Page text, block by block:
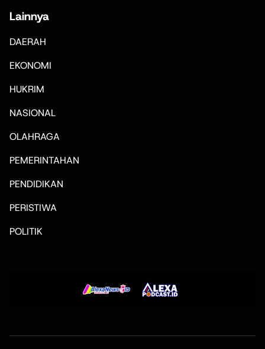
Lainnya
DAERAH
EKONOMI
HUKRIM
NASIONAL
OLAHRAGA
PEMERINTAHAN
PENDIDIKAN
PERISTIWA
POLITIK